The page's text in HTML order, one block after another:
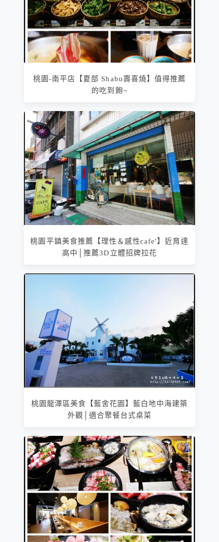
桃園-南平店【夏部 Shabu壽喜燒】值得推薦
的吃到飽~
桃園平鎮美食推薦【理性＆感性cafe'】近育達
高中│推薦3D立體招牌拉花
桃園龍潭區美食【藍舍花園】藍白地中海建築
外觀│適合聚餐台式桌菜